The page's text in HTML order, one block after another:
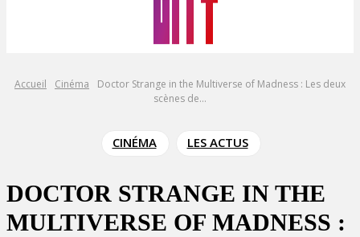
Accueil Cinéma
Doctor Strange in the Multiverse of Madness : Les deux
scènes de...
CINÉMA LES ACTUS
DOCTOR STRANGE IN THE
MULTIVERSE OF MADNESS :